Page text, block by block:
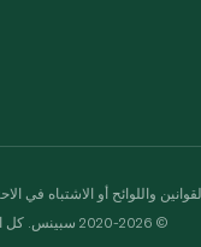
واللوائح أو الاشتباه في
© 2020-2026 سبينس. كل الحقوق محفوظة